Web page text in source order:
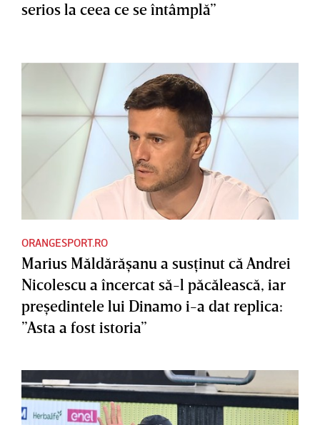
serios la ceea ce se întâmplă”
ORANGESPORT.RO
Marius Măldărăşanu a susţinut că Andrei
Nicolescu a încercat să-l păcălească, iar
preşedintele lui Dinamo i-a dat replica:
”Asta a fost istoria”